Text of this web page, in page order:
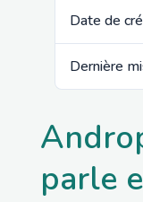
Date de
Dernière
parle